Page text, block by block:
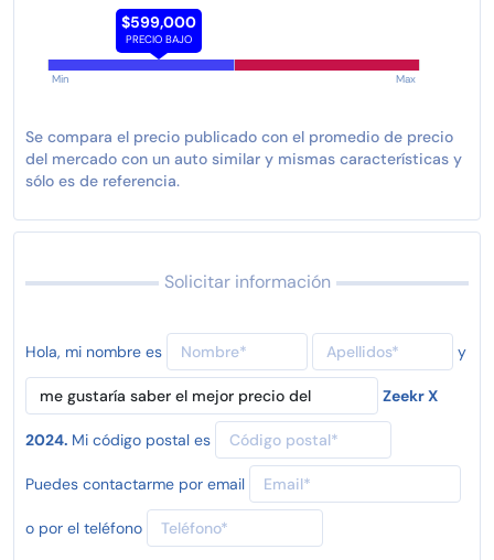
$599,000
PRECIO BAJO
Min Max
Se compara el precio publicado con el promedio de precio
del mercado con un auto similar y mismas características y
sólo es de referencia.
Solicitar información
Hola, mi nombre es y
Zeekr X
2024. Mi código postal es
Puedes contactarme por email
o por el teléfono